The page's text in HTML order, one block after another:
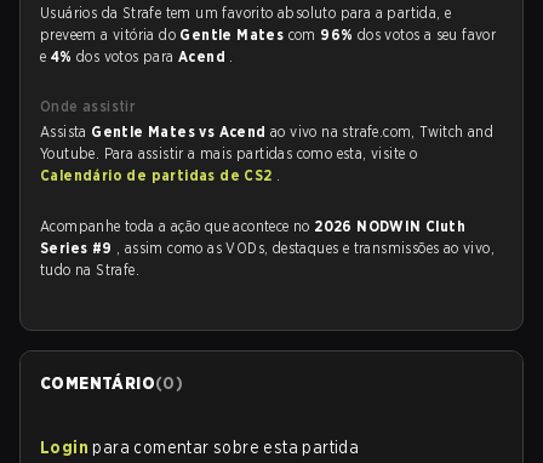
Usuários da Strafe tem um favorito absoluto para a partida, e
preveem a vitória do Gentle Mates com 96% dos votos a seu favor
e 4%dos votos paraAcend .
Onde assistir
Assista Gentle Mates vs Acendao vivo na strafe.com, Twitch and
Youtube. Para assistir a mais partidas como esta, visite o
Calendário de partidas de CS2 .
Acompanhe toda a ação que acontece no 2026 NODWIN Cluth
Series #9 , assim como as VODs, destaques e transmissões ao vivo,
tudo na Strafe.
COMENTÁRIO(0)
Login para comentar sobre esta partida